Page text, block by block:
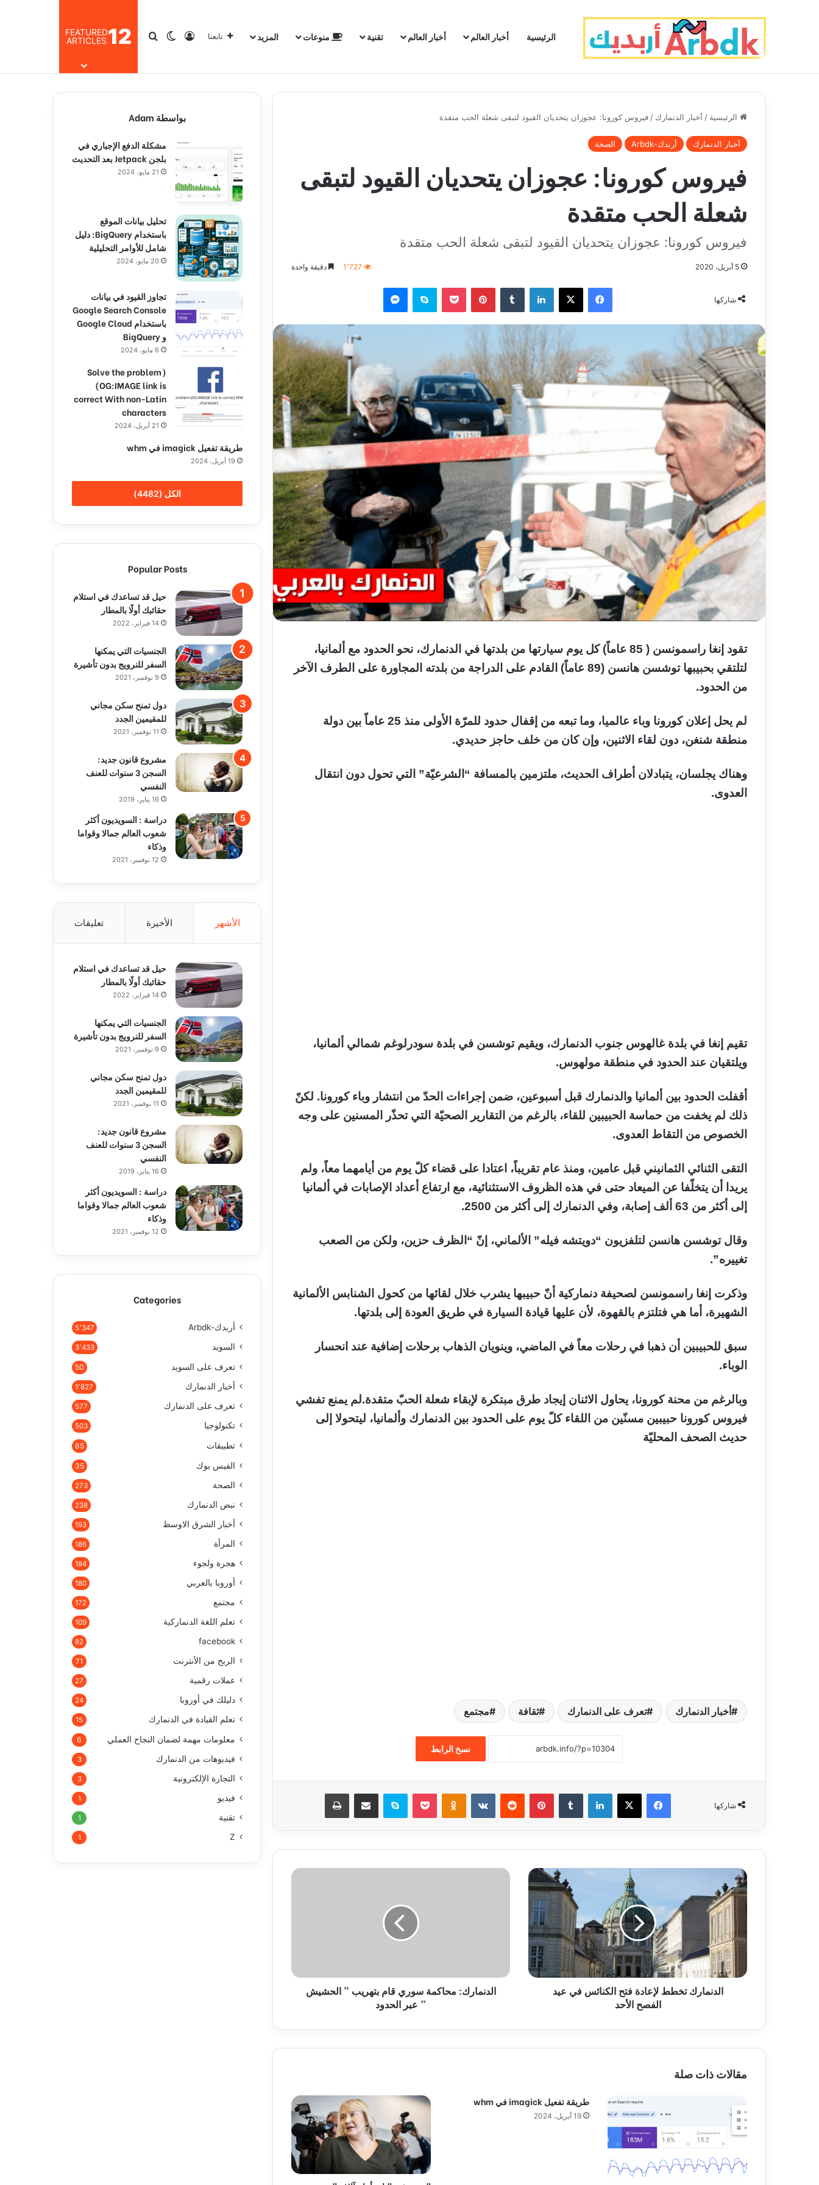
الرئيسية أخبار العالم أخبار العالم تقنية منوعات المزيد تابعنا تسجيل الدخول
الوضع المظلم
بحث عن12
FEATURED
ARTICLES
الرئيسية / أخبار الدنمارك / فيروس كورونا: عجوزان يتحديان القيود لتبقى شعلة الحب متقدة
أخبار الدنمارك أربدك-Arbdk الصحة
فيروس كورونا: عجوزان يتحديان القيود لتبقى
شعلة الحب متقدة
فيروس كورونا: عجوزان يتحديان القيود لتبقى شعلة الحب متقدة
5 أبريل، 2020 1٬727 دقيقة واحدة
شاركها
فيسبوك ‫X لينكدإن بينتيريست سكايب
تقود إنغا راسمونسن ( 85 عاماً) كل يوم سيارتها من بلدتها في الدنمارك، نحو الحدود مع ألمانيا،
لتلتقي بحبيبها توشسن هانسن (89 عاماً) القادم على الدراجة من بلدته المجاورة على الطرف الآخر
من الحدود.
لم يحل إعلان كورونا وباء عالميا، وما تبعه من إقفال حدود للمرّة الأولى منذ 25 عاماً بين دولة
منطقة شنغن، دون لقاء الاثنين، وإن كان من خلف حاجز حديدي.
وهناك يجلسان، يتبادلان أطراف الحديث، ملتزمين بالمسافة “الشرعيّة” التي تحول دون انتقال
العدوى.
تقيم إنغا في بلدة غالهوس جنوب الدنمارك، ويقيم توشسن في بلدة سودرلوغم شمالي ألمانيا،
ويلتقيان عند الحدود في منطقة مولهوس.
أقفلت الحدود بين ألمانيا والدنمارك قبل أسبوعين، ضمن إجراءات الحدّ من انتشار وباء كورونا. لكنّ
ذلك لم يخفت من حماسة الحبيبين للقاء، بالرغم من التقارير الصحيّة التي تحذّر المسنين على وجه
الخصوص من التقاط العدوى.
التقى الثنائي الثمانيني قبل عامين، ومنذ عام تقريباً، اعتادا على قضاء كلّ يوم من أيامهما معاً، ولم
يريدا أن يتخلّفا عن الميعاد حتى في هذه الظروف الاستثنائية، مع ارتفاع أعداد الإصابات في ألمانيا
إلى أكثر من 63 ألف إصابة، وفي الدنمارك إلى أكثر من 2500.
وقال توشسن هانسن لتلفزيون “دويتشه فيله” الألماني، إنّ “الظرف حزين، ولكن من الصعب
تغييره”.
وذكرت إنغا راسمونسن لصحيفة دنماركية أنّ حبيبها يشرب خلال لقائها من كحول الشنابس الألمانية
الشهيرة، أما هي فتلتزم بالقهوة، لأن عليها قيادة السيارة في طريق العودة إلى بلدتها.
سبق للحبيبين أن ذهبا في رحلات معاً في الماضي، وينويان الذهاب برحلات إضافية عند انحسار
الوباء.
وبالرغم من محنة كورونا، يحاول الاثنان إيجاد طرق مبتكرة لإبقاء شعلة الحبّ متقدة.لم يمنع تفشي
فيروس كورونا حبيبين مسنّين من اللقاء كلّ يوم على الحدود بين الدنمارك وألمانيا، ليتحولا إلى
حديث الصحف المحليّة
أخبار الدنمارك تعرف على الدنمارك ثقافة مجتمع
نسخ الرابط
شاركها
فيسبوك ‫X لينكدإن بينتيريست ‏VKontakte سكايب
ا
ل
ا
ت
ل
د
ف
ت
ح
ك
الدنمارك تخطط لإعادة فتح الكنائس في عيد
الفصح الأحد
ا
:
ك
ي
الدنمارك: محاكمة سوري قام بتهريب ” الحشيش
” عبر الحدود
مقالات ذات صلة
طريقة تفعيل imagick في whm
19 أبريل، 2024
بواسطة Adam
مشكلة الدفع الإجباري في
بلجن Jetpack بعد التحديث
21 مايو، 2024
تحليل بيانات الموقع
باستخدام BigQuery: دليل
شامل للأوامر التحليلية
20 مايو، 2024
تجاوز القيود في بيانات
Google Search Console
باستخدام Google Cloud
و BigQuery
6 مايو، 2024
(Solve the problem
(OG:IMAGE link is
correct With non-Latin
characters
21 أبريل، 2024
طريقة تفعيل imagick في whm
19 أبريل، 2024
الكل (4482)
Popular Posts
حيل قد تساعدك في استلام
حقائبك أولًا بالمطار
14 فبراير، 2022
الجنسيات التي يمكنها
السفر للنرويج بدون تأشيرة
9 نوفمبر، 2021
دول تمنح سكن مجاني
للمقيمين الجدد
11 نوفمبر، 2021
مشروع قانون جديد:
السجن 3 سنوات للعنف
النفسي
16 يناير، 2019
دراسة : السويديون أكثر
شعوب العالم جمالا وقواما
وذكاء
12 نوفمبر، 2021
الأشهر الأخيرة تعليقات
حيل قد تساعدك في استلام
حقائبك أولًا بالمطار
14 فبراير، 2022
الجنسيات التي يمكنها
السفر للنرويج بدون تأشيرة
9 نوفمبر، 2021
دول تمنح سكن مجاني
للمقيمين الجدد
11 نوفمبر، 2021
مشروع قانون جديد:
السجن 3 سنوات للعنف
النفسي
16 يناير، 2019
دراسة : السويديون أكثر
شعوب العالم جمالا وقواما
وذكاء
12 نوفمبر، 2021
Categories
أربدك-Arbdk 5٬347
السويد 3٬433
تعرف على السويد 50
أخبار الدنمارك 1٬827
تعرف على الدنمارك 577
تكنولوجيا 503
تطبيقات 85
الفيس بوك 35
الصحة 273
نبض الدنمارك 238
أخبار الشرق الاوسط 193
المرأة 186
هجرة ولجوء 184
أوروبا بالعربي 180
مجتمع 172
تعلم اللغة الدنماركية 109
facebook
82
الربح من الأنترنت 71
عملات رقمية 27
دليلك في أوروبا 24
تعلم القيادة في الدنمارك 15
معلومات مهمة لضمان النجاح العملي 6
فيديوهات من الدنمارك 3
التجارة الإلكترونية 3
فيديو 1
تقنية 1
Z
1